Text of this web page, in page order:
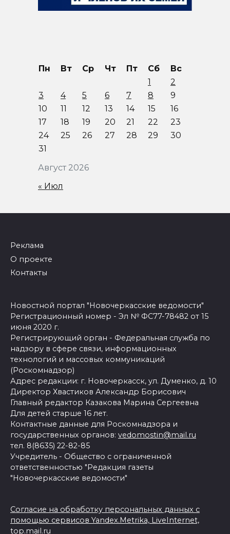
Август 2026
Пн Вт Ср Чт Пт Сб
Вс
1
2
3
4 5 6 7 8
9
10
11 12 13 14 15
16
17
18 19 20 21 22
23
24
25 26 27 28 29
30
31
« Июл
Реклама
О проекте
Контакты
Новостной портал "Новочеркасские ведомости"
Регистрационный номер - Эл № ФС77-78482 от 15
июня 2020 г.
Регистрирующий орган - Федеральная служба по
надзору в сфере связи, информационных
технологий и массовых коммуникаций
(Роскомнадзор)
Адрес редакции: г. Новочеркасск, ул. Думенко, д. 10
Директор Хвастиков Александр Борисович
Главный редактор Казакова Марина Сергеевна
Для детей старше 16 лет.
Контактные данные для Роскомнадзора и
государственных органов: vedomostin@mail.ru
тел. 8(8635) 22-82-85
Учредитель - Общество с ограниченной
ответственностью "Редакция газеты
"Новочеркасские ведомости"
Согласие на обработку персональных данных с
помощью сервисов Yandex.Metrika, LiveInternet,
top.mail.ru